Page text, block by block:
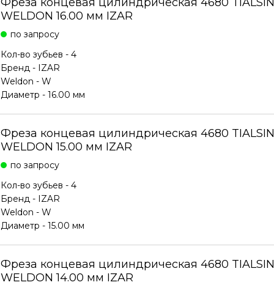
WELDON 16.00 мм IZAR
по запросу
Кол-во зубьев - 4
Бренд - IZAR
Weldon - W
Диаметр - 16.00 мм
Фреза концевая цилиндрическая 4680 TIALSIN
WELDON 15.00 мм IZAR
по запросу
Кол-во зубьев - 4
Бренд - IZAR
Weldon - W
Диаметр - 15.00 мм
Фреза концевая цилиндрическая 4680 TIALSIN
WELDON 14.00 мм IZAR